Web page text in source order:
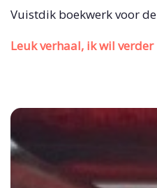
Vuistdik boekwerk voor
Leuk verhaal, ik wil verder